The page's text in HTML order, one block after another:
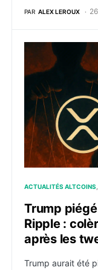
PAR ALEX LEROUX
Trump piégé
ACTUALITÉS ALTCOINS
Trump
Ripple :
après les
Trump aurait été